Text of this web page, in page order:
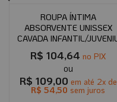
ROUPA ÍNTIMA
ABSORVENTE UNISSEX
CAVADA INFANTIL/JUVENIL
R$ 104,64 no PIX
R$ 109,00 em até 2x de
R$ 54,50 sem juros